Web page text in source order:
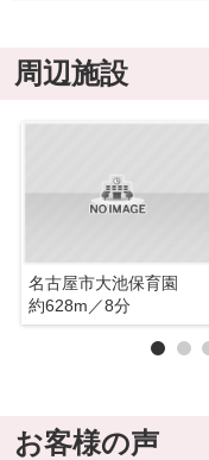
周辺施設
名古屋市大池保育園
約628m／8分
お客様の声